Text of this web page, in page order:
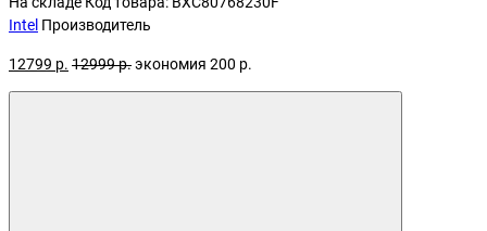
Intel Производитель
12799 р. 12999 р.экономия 200 р.